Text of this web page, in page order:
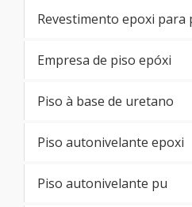
Revestimento epoxi para
Empresa de piso epóxi
Piso à base de uretano
Piso autonivelante epoxi
Piso autonivelante pu